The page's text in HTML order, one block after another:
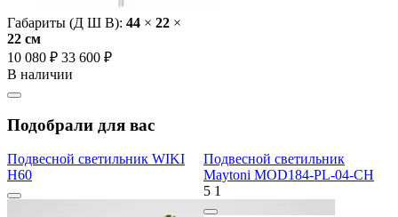
Габариты (Д Ш В): 44 × 22 ×
22 cм
10 080 ₽ 33 600 ₽
В наличии
Подобрали для вас
Подвесной светильник WIKI
H60
Подвесной светильник
Maytoni MOD184-PL-04-CH
5 1